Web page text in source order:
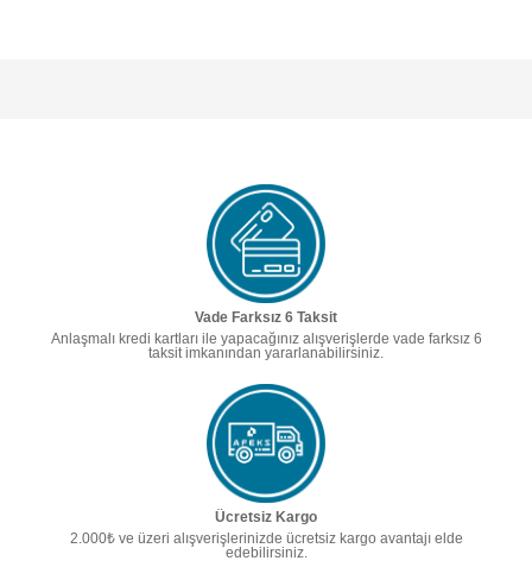
Vade Farksız 6 Taksit
Anlaşmalı kredi kartları ile yapacağınız alışverişlerde vade farksız 6
taksit imkanından yararlanabilirsiniz.
Ücretsiz Kargo
2.000₺ ve üzeri alışverişlerinizde ücretsiz kargo avantajı elde
edebilirsiniz.